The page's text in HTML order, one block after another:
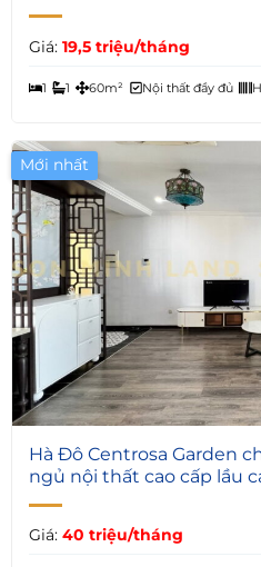
Giá: 19,5 triệu/tháng
1 1 60m² Nội thất đầy đủ
Mới nhất
7
Hà Đô Centrosa Garden
ngủ nội thất cao cấp lầu
Giá: 40 triệu/tháng